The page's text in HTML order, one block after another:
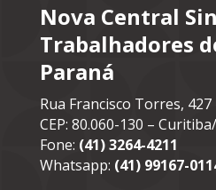
Nova Central
Trabalhadores
Paraná
Rua Francisco Torres,
CEP: 80.060-130 –
Fone: (41) 3264-4211
Whatsapp: (41) 99167-